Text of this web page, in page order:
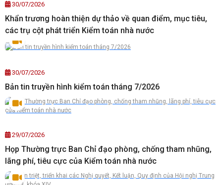
30/07/2026
Khẩn trương hoàn thiện dự thảo về quan điểm, mục tiêu,
các trụ cột phát triển Kiểm toán nhà nước
30/07/2026
Bản tin truyền hình kiểm toán tháng 7/2026
29/07/2026
Họp Thường trực Ban Chỉ đạo phòng, chống tham nhũng,
lãng phí, tiêu cực của Kiểm toán nhà nước